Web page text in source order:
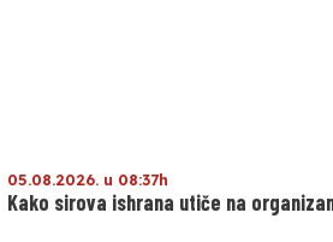
05.08.2026. u 08:37h
Kako sirova ishrana utiče na